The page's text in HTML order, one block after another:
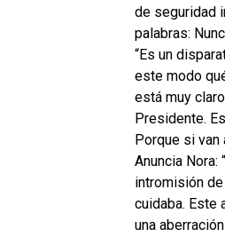
de seguridad
palabras:
“Es un
este modo
está muy
Presidente.
Porque si van
Anuncia
intromisión
cuidaba. Este
una